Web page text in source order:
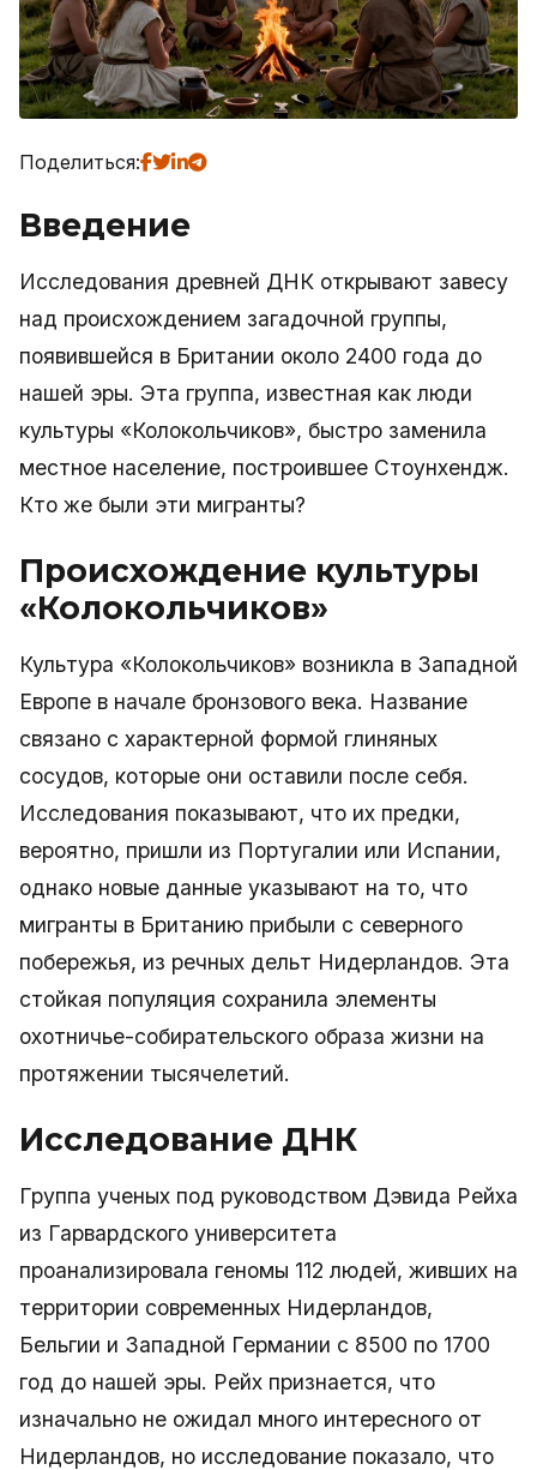
Поделиться:
Введение
Исследования древней ДНК открывают завесу
над происхождением загадочной группы,
появившейся в Британии около 2400 года до
нашей эры. Эта группа, известная как люди
культуры «Колокольчиков», быстро заменила
местное население, построившее Стоунхендж.
Кто же были эти мигранты?
Происхождение культуры
«Колокольчиков»
Культура «Колокольчиков» возникла в Западной
Европе в начале бронзового века. Название
связано с характерной формой глиняных
сосудов, которые они оставили после себя.
Исследования показывают, что их предки,
вероятно, пришли из Португалии или Испании,
однако новые данные указывают на то, что
мигранты в Британию прибыли с северного
побережья, из речных дельт Нидерландов. Эта
стойкая популяция сохранила элементы
охотничье-собирательского образа жизни на
протяжении тысячелетий.
Исследование ДНК
Группа ученых под руководством Дэвида Рейха
из Гарвардского университета
проанализировала геномы 112 людей, живших на
территории современных Нидерландов,
Бельгии и Западной Германии с 8500 по 1700
год до нашей эры. Рейх признается, что
изначально не ожидал много интересного от
Нидерландов, но исследование показало, что